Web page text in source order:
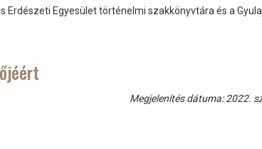
Egyesület történelmi szakkönyvtára és a
Megjelenítés dátuma: 2022.